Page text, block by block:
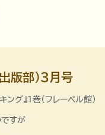
出版部）3月号
グ』1巻（フレーベル館）
ですが